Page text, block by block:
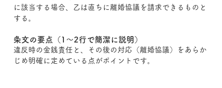
に該当する場合、乙は直ちに離婚協議を請求できるものと
する。
条文の要点（1〜2行で簡潔に説明）
違反時の金銭責任と、その後の対応（離婚協議）をあらか
じめ明確に定めている点がポイントです。